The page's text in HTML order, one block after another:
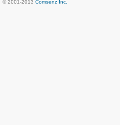
© 2001-2013 Comsenz Inc.